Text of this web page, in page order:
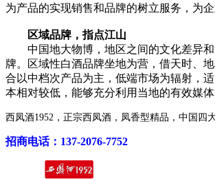
为产品的实现销售和品牌的树立服务，为
区域品牌，指点江山
中国地大物博，地区之间的文化差异和
牌。区域性白酒品牌坐地为营，借天时、
合以中档次产品为主，低端市场为辐射，
本相对较低，能够充分利用当地的有效媒
西凤酒1952，正宗西凤酒，凤香型精品，中国四
招商电话：137-2076-7752